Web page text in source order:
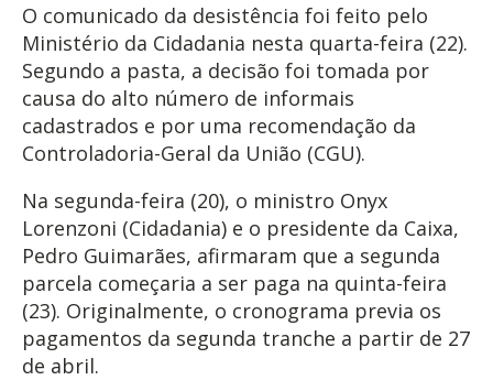
O comunicado da desistência foi feito pelo
Ministério da Cidadania nesta quarta-feira (22).
Segundo a pasta, a decisão foi tomada por
causa do alto número de informais
cadastrados e por uma recomendação da
Controladoria-Geral da União (CGU).
Na segunda-feira (20), o ministro Onyx
Lorenzoni (Cidadania) e o presidente da Caixa,
Pedro Guimarães, afirmaram que a segunda
parcela começaria a ser paga na quinta-feira
(23). Originalmente, o cronograma previa os
pagamentos da segunda tranche a partir de 27
de abril.